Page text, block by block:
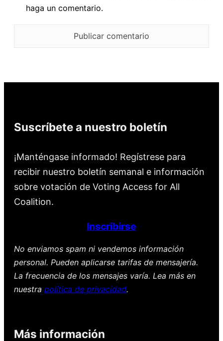
haga un comentario.
Suscríbete a nuestro boletín
¡Manténgase informado! Regístrese para
recibir nuestro boletín semanal e información
sobre votación de Voting Access for All
Coalition.
Inscribirse
No enviamos spam ni vendemos información
personal. Pueden aplicarse tarifas de mensajería.
La frecuencia de los mensajes varía. Lea más en
nuestra política de privacidad.
Más información